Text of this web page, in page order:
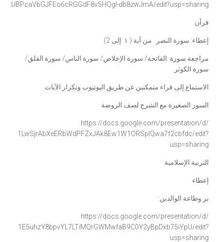
UBPcaVbGJFEo6cRGGdF8v5HQgI-db8zwJmA/edit?usp=sharing
قرآن
إعطاء: سورة النصر من آية ( ١ إلى 2)
مراجعة سورة الفاتحة/ سورة الإخلاص/ سورة الناس/ سورة الفلق/
سورة الكوثر
الاستماع إلى قراء متمكنين عن طريق اليوتيوب وتكرار الآيات
السور الصغيرة مع الشرح لصف الروضة
https://docs.google.com/presentation/d/
1LwSjrAbXeERbWdPFZxJAk8Ew1W1ORSplQwa7f2cbfdc/edit?
usp=sharing
التربية الإسلامية
إعطاء
بر وطاعة الوالدين:
https://docs.google.com/presentation/d/
1E5uhzY8bpvYL7LTiMQrGWMwfaB9C0Y2yBpDxb75iYpU/edit?
usp=sharing